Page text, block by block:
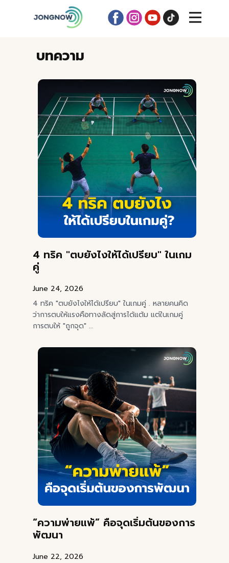
บทความ
4 ทริค "ตบยังไงให้ได้เปรียบ" ในเกม
คู่
June 24, 2026
4 ทริค "ตบยังไงให้ได้เปรียบ" ในเกมคู่ . หลายคนคิด
ว่าการตบให้แรงคือทางลัดสู่การได้แต้ม แต่ในเกมคู่
การตบให้ "ถูกจุด" …
“ความพ่ายแพ้” คือจุดเริ่มต้นของการ
พัฒนา
June 22, 2026